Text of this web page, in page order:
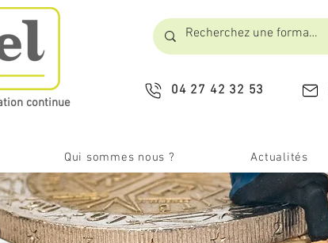
continue​​
04 27 42 32 53
Qui sommes nous ? Actualités